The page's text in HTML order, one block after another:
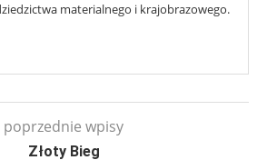
materialnego i krajobrazowego.
poprzednie wpisy
Złoty Bieg